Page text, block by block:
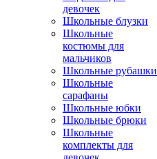
девочек
Школьные блузки
Школьные
костюмы для
мальчиков
Школьные рубашки
Школьные
сарафаны
Школьные юбки
Школьные брюки
Школьные
комплекты для